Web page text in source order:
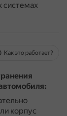
системах
Как это работает?
корпус